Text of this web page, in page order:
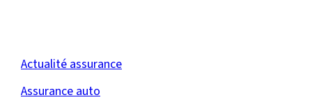
Actualité assurance
Assurance auto